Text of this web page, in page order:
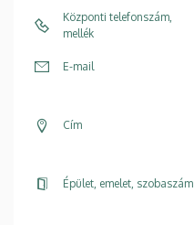
Központi telefonszám,
mellék
E-mail
Cím
Épület, emelet, szobaszám